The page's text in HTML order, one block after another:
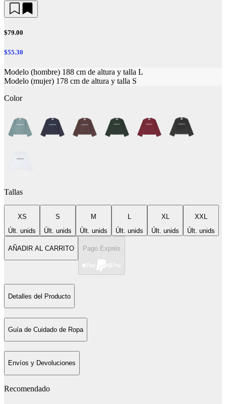
$79.00
$55.30
Modelo (hombre) 188 cm de altura y talla L
Modelo (mujer) 178 cm de altura y talla S
Color
Tallas
XS
Últ. unids
S
Últ. unids
M
Últ. unids
L
Últ. unids
XL
Últ. unids
XXL
Últ. unids
AÑADIR AL CARRITO Pago Exprés
Detalles del Producto
Guía de Cuidado de Ropa
Envíos y Devoluciones
Recomendado